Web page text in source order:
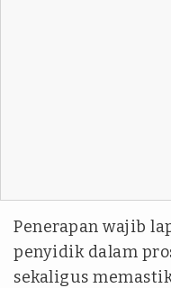
Penerapan wajib
penyidik dalam
sekaligus